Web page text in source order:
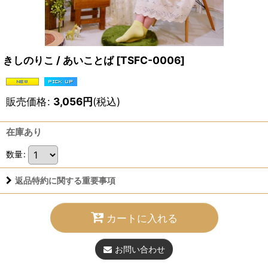
きしのりこ / あいことば [TSFC-0006]
販売価格: 3,056円(税込)
在庫あり
数量:
返品特約に関する重要事項
カートに入れる
お問い合わせ